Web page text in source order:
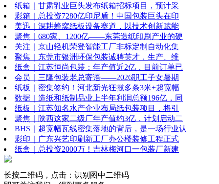
纸箱｜甘肃乳业巨头发布纸箱招标项目，预计采
彩箱｜总投资7280亿印尼盾！中国包装巨头在印
美迅｜深耕蜂窝纸板设备赛道，以技术创新赋能
聚焦｜680家、1200亿——东莞造纸印刷产业的硬
关注｜京山轻机荣登智能工厂非标定制自动化集
聚焦｜东莞市银洲环保包装诚聘英才，生产、维
纸盒｜江苏恒尚包装：年产值近2亿，目前订单已
会员｜三隆包装老总寄语——2026职工子女暑期
纸板｜密集签约！河北新光狂揽多条3米+超宽幅
数据｜造纸和纸制品业上半年利润总额196亿，同
纸板｜江苏知名水产企业布局纸包装项目，将引
聚焦｜陕西这家二级厂年产值约3亿，计划启动二
BHS｜超宽幅瓦线密集落地的背后，是一场行业认
彩印｜广东兴艺印刷新工厂办公楼装修工程正式
纸盒｜总投资2000万！吉林梅河口一包装厂新建
长按二维码，点击：识别图中二维码